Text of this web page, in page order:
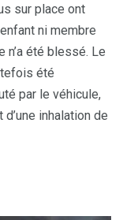
sur place ont
ni membre
n’a été blessé. Le
été
par le véhicule,
inhalation de